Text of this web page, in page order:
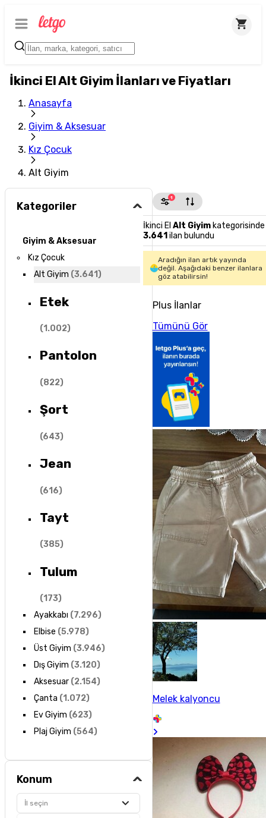
İkinci El Alt Giyim İlanları ve Fiyatları
Anasayfa
Giyim & Aksesuar
Kız Çocuk
Alt Giyim
Kategoriler
Giyim & Aksesuar
Kız Çocuk
Alt Giyim (3.641)
Etek
(1.002)
Pantolon
(822)
Şort
(643)
Jean
(616)
Tayt
(385)
Tulum
(173)
Ayakkabı (7.296)
Elbise (5.978)
Üst Giyim (3.946)
Dış Giyim (3.120)
Aksesuar(2.154)
Çanta (1.072)
Ev Giyim (623)
Plaj Giyim (564)
Konum
İl seçin
1
İkinci El Alt Giyimkategorisinde
3.641 ilan bulundu
Aradığın ilan artık yayında
değil. Aşağıdaki benzer ilanlara
göz atabilirsin!
Plus İlanlar
Tümünü Gör
Melek kalyoncu